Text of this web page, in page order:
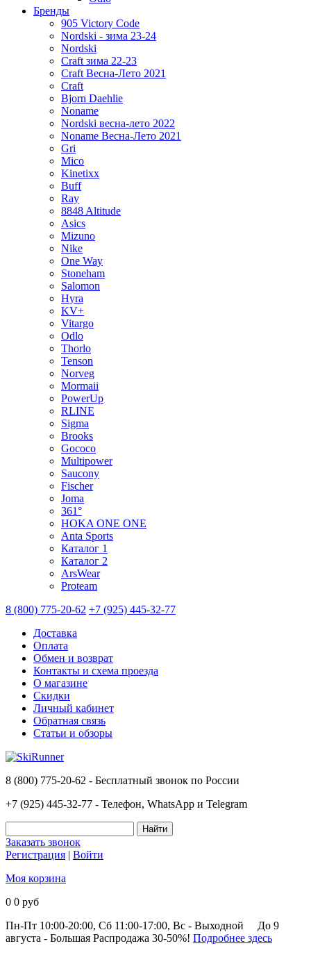
Бренды
905 Victory Code
Nordski - зима 23-24
Nordski
Craft зима 22-23
Craft Весна-Лето 2021
Craft
Bjorn Daehlie
Noname
Nordski весна-лето 2022
Noname Весна-Лето 2021
Gri
Mico
Kinetixx
Buff
Ray
8848 Altitude
Asics
Mizuno
Nike
One Way
Stoneham
Salomon
Hyra
KV+
Vitargo
Odlo
Thorlo
Tenson
Norveg
Mormaii
PowerUp
RLINE
Sigma
Brooks
Gococo
Multipower
Saucony
Fischer
Joma
361°
HOKA ONE ONE
Anta Sports
Каталог 1
Каталог 2
ArsWear
Proteam
8 (800) 775-20-62 +7 (925) 445-32-77
Доставка
Оплата
Обмен и возврат
Контакты и схема проезда
О магазине
Скидки
Личный кабинет
Обратная связь
Статьи и обзоры
8 (800) 775-20-62 - Бесплатный звонок по России
+7 (925) 445-32-77 - Телефон, WhatsApp и Telegram
Заказать звонок
Регистрация | Войти
Моя корзина
0 0 руб
Пн-Пт 10:00-20:00, Сб 11:00-17:00, Вс - Выходной
До 9
августа - Большая Распродажа 30-50%! Подробнее здесь